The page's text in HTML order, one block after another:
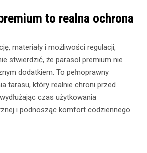
to realna ochrona
materiały i możliwości regulacji,
stwierdzić, że parasol premium nie
dodatkiem. To pełnoprawny
tarasu, który realnie chroni przed
czas użytkowania
i podnosząc komfort codziennego